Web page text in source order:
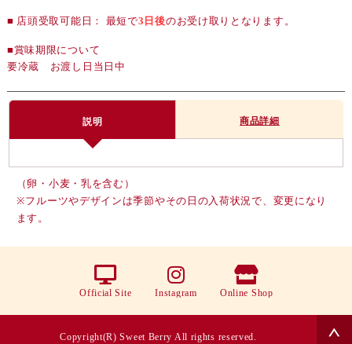
■ 店頭受取可能日： 最短で3日後のお受け取りとなります。
■賞味期限について
要冷蔵 お渡し日当日中
説明 商品詳細
（卵・小麦・乳を含む）
※フルーツやデザインは季節やその日の入荷状況で、変更になり
ます。
Official Site Instagram Online Shop
Copyright(R) Sweet Berry All rights reserved.